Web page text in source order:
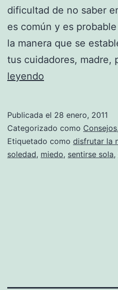
dificultad de no saber
es común y es
la manera que se
tus cuidadores, madre,
leyendo
la
soledad
Publicada el 28 enero, 2011
Categorizado como Consejos,
Etiquetado como disfrutar la
soledad, miedo, sentirse sola,